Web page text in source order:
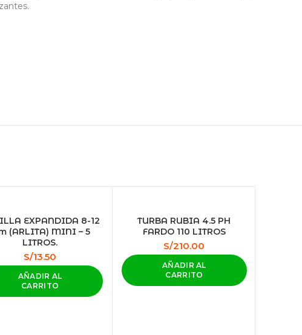
EXPANDIDA 8-12
(ARLITA) MINI – 5
LITROS.
S/13.50
AÑADIR AL
CARRITO
TURBA RUBIA 4.5 PH
FARDO 110 LITROS
S/210.00
AÑADIR AL
CARRITO